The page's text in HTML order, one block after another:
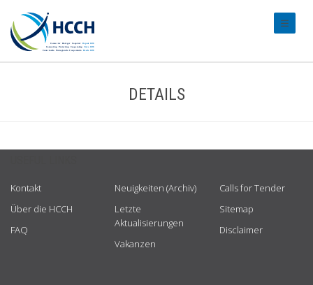
DETAILS
Kontakt
Über die HCCH
FAQ
Neuigkeiten (Archiv)
Letzte
Aktualisierungen
Vakanzen
Calls for Tender
Sitemap
Disclaimer